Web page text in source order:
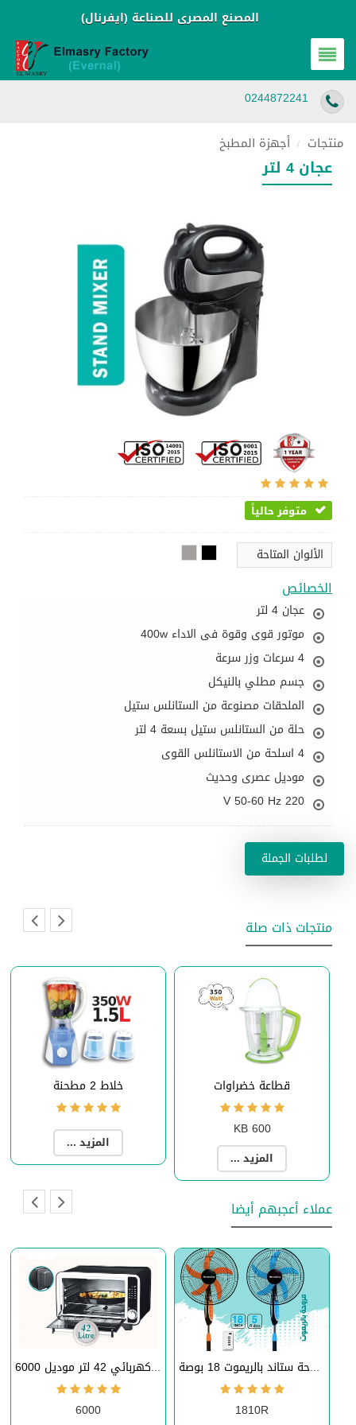
المصنع المصرى للصناعة (ايفرنال)
0244872241
منتجات / أجهزة المطبخ
عجان 4 لتر
متوفر حالياً
الألوان المتاحة
الخصائص
عجان 4 لتر
موتور قوى وقوة فى الاداء 400w
4 سرعات وزر سرعة
جسم مطلي بالنيكل
الملحقات مصنوعة من الستانلس ستيل
حلة من الستانلس ستيل بسعة 4 لتر
4 اسلحة من الاستانلس القوى
موديل عصرى وحديث
220 V 50‎-60 Hz
لطلبات الجملة
منتجات ذات صلة
خلاط 2 مطحنة
المزيد ...
قطاعة خضراوات
KB 600
المزيد ...
عملاء أعجبهم أيضا
فرن كهربائي 42 لتر موديل 6000
6000
مروحة ستاند بالريموت 18 بوصة
1810R